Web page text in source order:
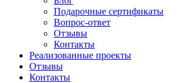
Подарочные сертификаты
Вопрос-ответ
Отзывы
Контакты
Реализованные проекты
Отзывы
Контакты